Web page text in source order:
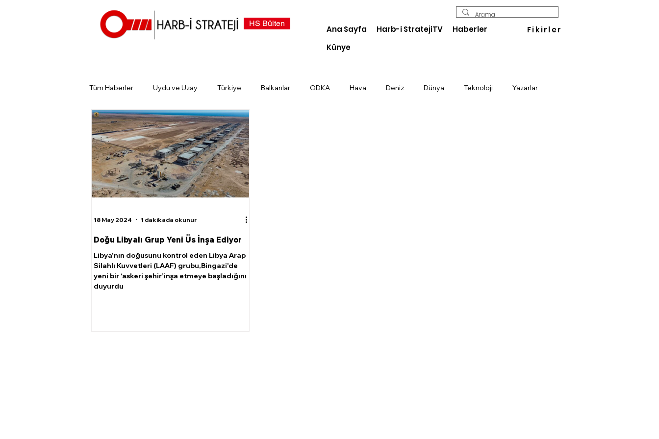
HS Bülten
Ana Sayfa Harb-i StratejiTV
Haberler
Künye
Fikirler
Tüm Haberler Uydu ve Uzay Türkiye Balkanlar ODKA Hava Deniz Dünya Teknoloji Yazarlar
Günün Gündemi Tarihin Gündemi
Doğu Libyalı Grup Yeni Üs İnşa Ediyor
Libya'nın doğusunu kontrol eden Libya Arap
Silahlı Kuvvetleri (LAAF) grubu,Bingazi'de
yeni bir ‘askeri şehir’inşa etmeye başladığını
duyurdu
18 May 2024 1 dakikada okunur